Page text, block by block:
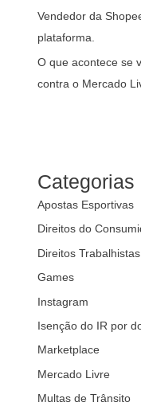
Vendedor da
plataforma.
O que acontece se
contra o Mercado
Categorias
Apostas Esportivas
Direitos do
Direitos Trabalhistas
Games
Instagram
Isenção do IR por
Marketplace
Mercado Livre
Multas de Trânsito